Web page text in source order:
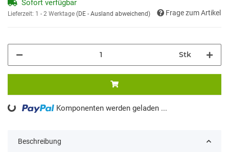
Sofort verfügbar
Lieferzeit: 1 - 2 Werktage (DE - Ausland abweichend) Frage zum Artikel
Stk
Loading... Komponenten werden geladen ...
Beschreibung